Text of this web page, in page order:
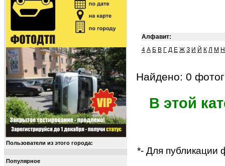
Пользователи из этого города:
Популярное
Алфавит:
4 А Б В Г Д Е Ж З И Й К Л М Н
Найдено: 0
В этой
*- Для публикации